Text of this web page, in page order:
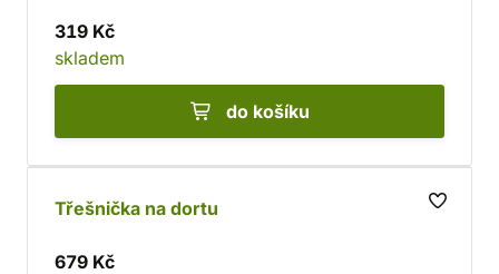
319 Kč
skladem
do košíku
Třešnička na dortu
679 Kč